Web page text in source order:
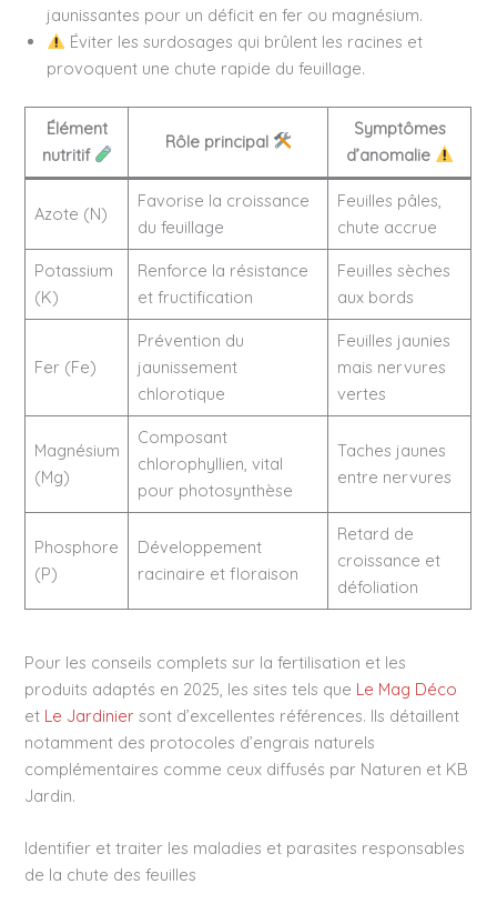
jaunissantes pour un déficit en fer ou magnésium.
Éviter les surdosages qui brûlent les racines et
provoquent une chute rapide du feuillage.
Élément
nutritif
Rôle principal
Symptômes
d’anomalie
Azote (N)
Favorise la croissance
du feuillage
Feuilles pâles,
chute accrue
Potassium
(K)
Renforce la résistance
et fructification
Feuilles sèches
aux bords
Fer (Fe)
Prévention du
jaunissement
chlorotique
Feuilles jaunies
mais nervures
vertes
Magnésium
(Mg)
Composant
chlorophyllien, vital
pour photosynthèse
Taches jaunes
entre nervures
Phosphore
(P)
Développement
racinaire et floraison
Retard de
croissance et
défoliation
Pour les conseils complets sur la fertilisation et les
produits adaptés en 2025, les sites tels que Le Mag Déco
et Le Jardinier sont d’excellentes références. Ils détaillent
notamment des protocoles d’engrais naturels
complémentaires comme ceux diffusés par Naturen et KB
Jardin.
Identifier et traiter les maladies et parasites responsables
de la chute des feuilles